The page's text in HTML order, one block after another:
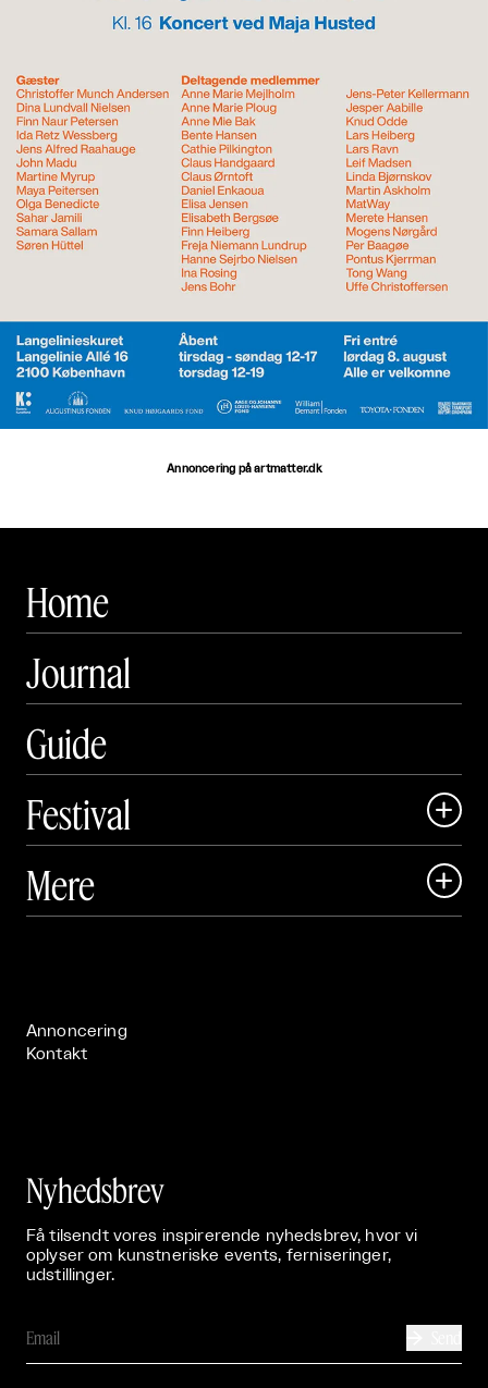
Annoncering på artmatter.dk
Home
Journal
Guide
Festival

 Art Matter Festival
Mere 
Annoncering
Kontakt
Nyhedsbrev
Få tilsendt vores inspirerende nyhedsbrev, hvor vi
oplyser om kunstneriske events, ferniseringer,
udstillinger.